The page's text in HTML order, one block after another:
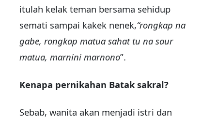
itulah kelak teman bersama sehidup
semati sampai kakek nenek,“rongkap na
gabe, rongkap matua sahat tu na saur
matua, marnini marnono”.
Kenapa pernikahan Batak sakral?
Sebab, wanita akan menjadi istri dan